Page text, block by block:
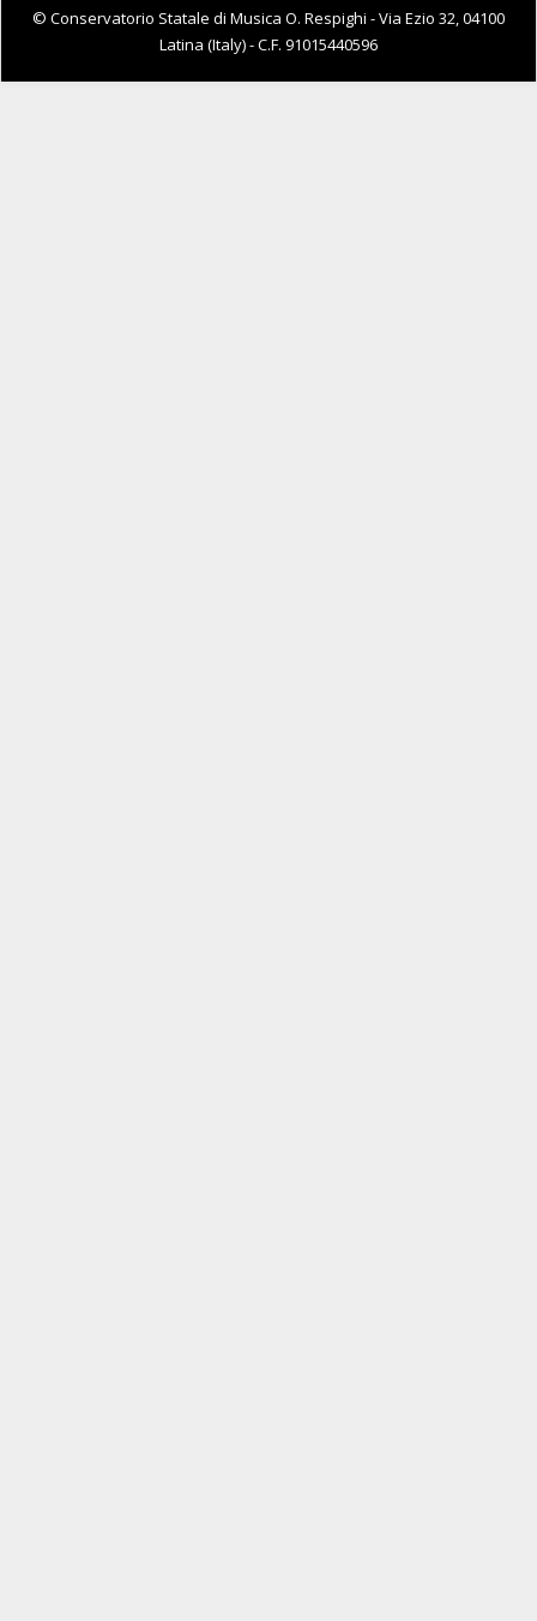
© Conservatorio Statale di Musica O. Respighi - Via Ezio 32, 04100
Latina (Italy) - C.F. 91015440596